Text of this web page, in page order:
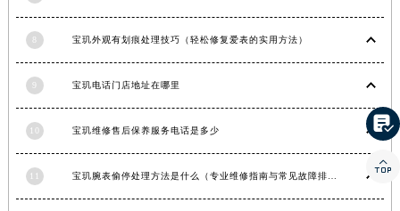
河南省三门峡市湖滨区和平路宝玑售后服务中心（需提前预约）
河南省商丘市梁园区神火大道宝玑售后服务中心（需提前预约）
河南省周口市川汇区七一路宝玑售后服务中心（需提前预约）
8 宝玑外观有划痕处理技巧（轻松修复爱表的实用方法）
9 宝玑电话门店地址在哪里
10 宝玑维修售后保养服务电话是多少
11

